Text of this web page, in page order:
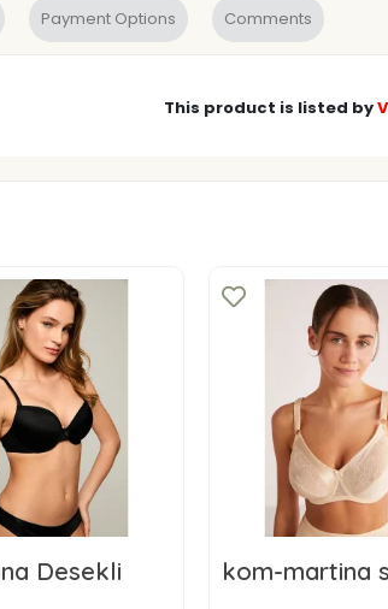
Payment Options Comments
This product is listed by
Desekli kom-martina